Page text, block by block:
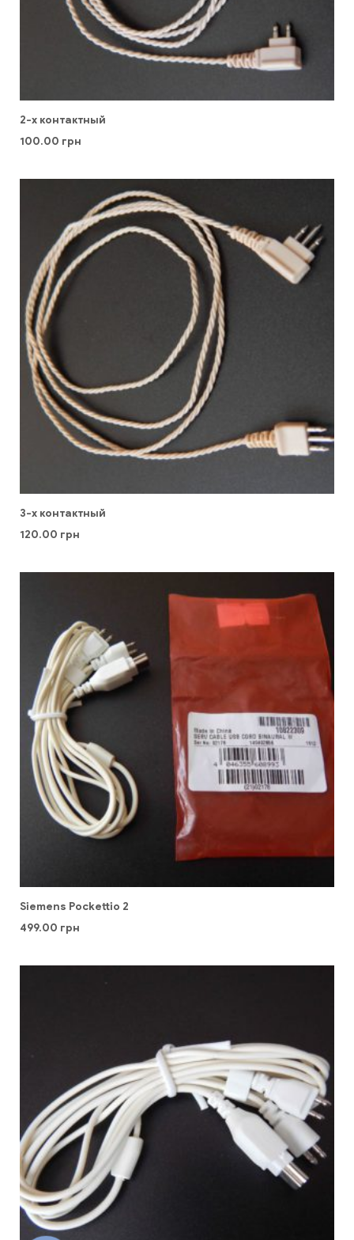
2-х контактный
100.00 грн
3-х контактный
120.00 грн
Siemens Pockettio 2
499.00 грн